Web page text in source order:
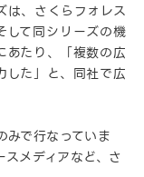
は、さくらフォレス
して同シリーズの機
あたり、「複数の広
した」と、同社で広
みで行なっていま
メディアなど、さ